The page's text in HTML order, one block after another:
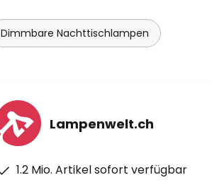
Dimmbare Nachttischlampen
Lampenwelt.ch
1.2 Mio. Artikel sofort verfügbar